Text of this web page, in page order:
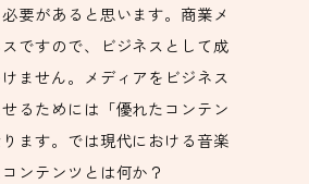
要があると思います。商業メ
ですので、ビジネスとして成
ません。メディアをビジネス
るためには「優れたコンテン
ます。では現代における音楽
ンテンツとは何か？